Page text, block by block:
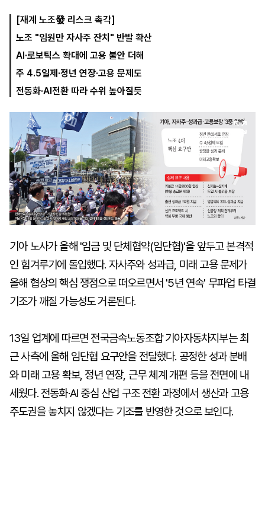
마
켓
파
워
운
세
대
학
동
문
프
[재계 노조發 리스크 촉각]
노조 "임원만 자사주 잔치" 반발 확산
AI·로보틱스 확대에 고용 불안 더해
주 4.5일제·정년 연장·고용 문제도
전동화·AI전환 따라 수위 높아질듯
기아 노사가 올해 '임금 및 단체협약(임단협)'을 앞두고 본격적
인 힘겨루기에 돌입했다. 자사주와 성과급, 미래 고용 문제가
올해 협상의 핵심 쟁점으로 떠오르면서 '5년 연속' 무파업 타결
기조가 깨질 가능성도 거론된다.
13일 업계에 따르면 전국금속노동조합 기아자동차지부는 최
근 사측에 올해 임단협 요구안을 전달했다. 공정한 성과 분배
와 미래 고용 확보, 정년 연장, 근무 체계 개편 등을 전면에 내
세웠다. 전동화·AI 중심 산업 구조 전환 과정에서 생산과 고용
주도권을 놓치지 않겠다는 기조를 반영한 것으로 보인다.